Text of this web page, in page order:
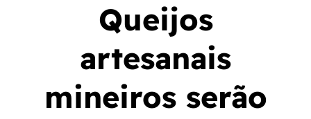
Queijos
artesanais
mineiros serão